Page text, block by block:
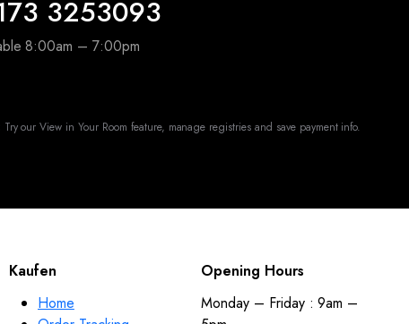
3253093
8:00am – 7:00pm
Try our View in Your Room feature, manage registries and save payment info.
Kaufen
Home
Opening Hours
Monday – Friday : 9am –